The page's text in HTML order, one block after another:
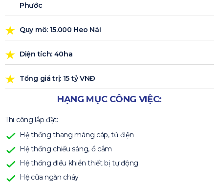
Phước
Quy mô: 15.000 Heo Nái
Diện tích: 40ha
Tổng giá trị: 15 tỷ VNĐ
HẠNG MỤC CÔNG VIỆC:
Thi công lắp đặt:
Hệ thống thang máng cáp, tủ điện
Hệ thống chiếu sáng, ổ cắm
Hệ thống điều khiển thiết bị tự động
Hệ cửa ngăn cháy